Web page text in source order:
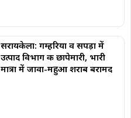
सरायकेला: गम्हरिया व सपड़ा में
उत्पाद विभाग की छापेमारी, भारी
मात्रा में जावा-महुआ शराब बरामद